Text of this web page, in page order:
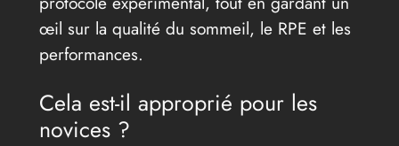
œil sur la qualité du sommeil, le RPE et les
performances.
Cela est-il approprié pour les
novices ?